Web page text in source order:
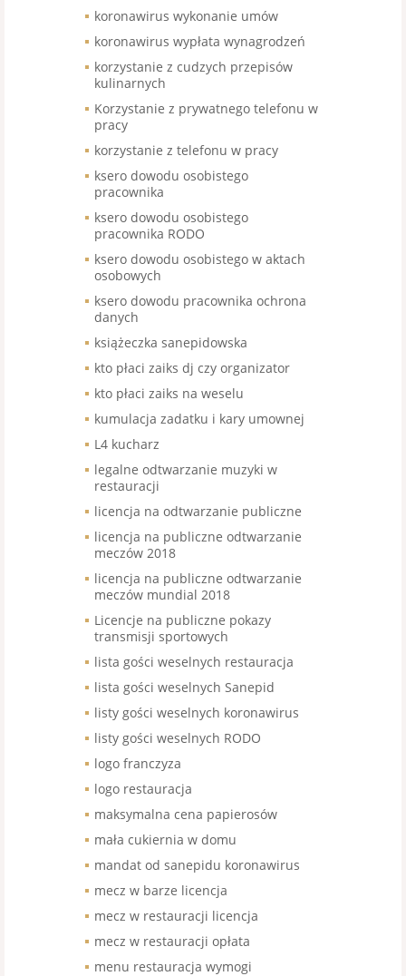
koronawirus wykonanie umów
koronawirus wypłata wynagrodzeń
korzystanie z cudzych przepisów
kulinarnych
Korzystanie z prywatnego telefonu w
pracy
korzystanie z telefonu w pracy
ksero dowodu osobistego
pracownika
ksero dowodu osobistego
pracownika RODO
ksero dowodu osobistego w aktach
osobowych
ksero dowodu pracownika ochrona
danych
książeczka sanepidowska
kto płaci zaiks dj czy organizator
kto płaci zaiks na weselu
kumulacja zadatku i kary umownej
L4 kucharz
legalne odtwarzanie muzyki w
restauracji
licencja na odtwarzanie publiczne
licencja na publiczne odtwarzanie
meczów 2018
licencja na publiczne odtwarzanie
meczów mundial 2018
Licencje na publiczne pokazy
transmisji sportowych
lista gości weselnych restauracja
lista gości weselnych Sanepid
listy gości weselnych koronawirus
listy gości weselnych RODO
logo franczyza
logo restauracja
maksymalna cena papierosów
mała cukiernia w domu
mandat od sanepidu koronawirus
mecz w barze licencja
mecz w restauracji licencja
mecz w restauracji opłata
menu restauracja wymogi